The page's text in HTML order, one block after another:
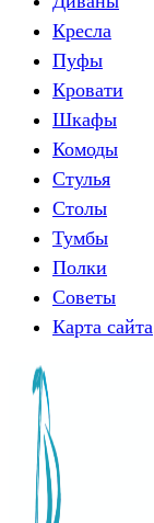
Кресла
Пуфы
Кровати
Шкафы
Комоды
Стулья
Столы
Тумбы
Полки
Советы
Карта сайта